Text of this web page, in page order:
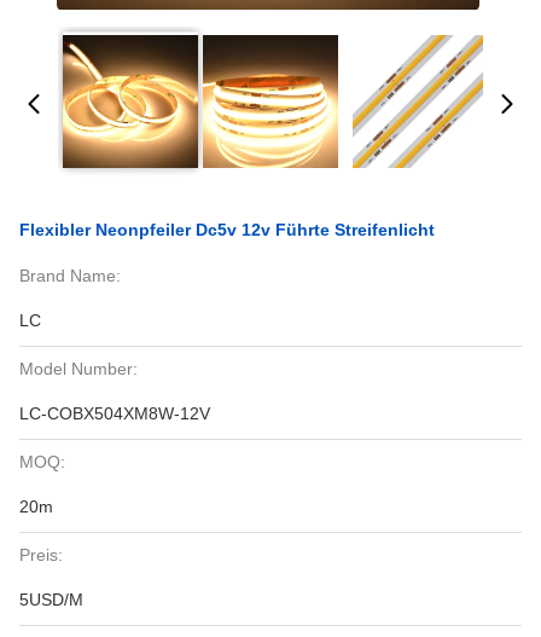
Flexibler Neonpfeiler Dc5v 12v Führte Streifenlicht
Brand Name:
LC
Model Number:
LC-COBX504XM8W-12V
MOQ:
20m
Preis:
5USD/M